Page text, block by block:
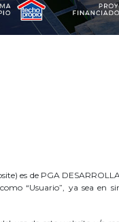
es de PGA
“Usuario”, ya sea